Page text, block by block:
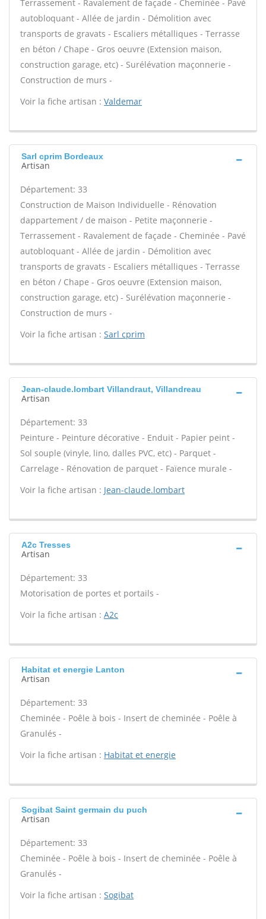
Terrassement - Ravalement de façade - Cheminée - Pavé
autobloquant - Allée de jardin - Démolition avec
transports de gravats - Escaliers métalliques - Terrasse
en béton / Chape - Gros oeuvre (Extension maison,
construction garage, etc) - Surélévation maçonnerie -
Construction de murs -
Voir la fiche artisan : Valdemar
Sarl cprim Bordeaux
Artisan
Département: 33
Construction de Maison Individuelle - Rénovation
dappartement / de maison - Petite maçonnerie -
Terrassement - Ravalement de façade - Cheminée - Pavé
autobloquant - Allée de jardin - Démolition avec
transports de gravats - Escaliers métalliques - Terrasse
en béton / Chape - Gros oeuvre (Extension maison,
construction garage, etc) - Surélévation maçonnerie -
Construction de murs -
Voir la fiche artisan : Sarl cprim
Jean-claude.lombart Villandraut, Villandreau
Artisan
Département: 33
Peinture - Peinture décorative - Enduit - Papier peint -
Sol souple (vinyle, lino, dalles PVC, etc) - Parquet -
Carrelage - Rénovation de parquet - Faïence murale -
Voir la fiche artisan : Jean-claude.lombart
A2c Tresses
Artisan
Département: 33
Motorisation de portes et portails -
Voir la fiche artisan : A2c
Habitat et energie Lanton
Artisan
Département: 33
Cheminée - Poêle à bois - Insert de cheminée - Poêle à
Granulés -
Voir la fiche artisan : Habitat et energie
Sogibat Saint germain du puch
Artisan
Département: 33
Cheminée - Poêle à bois - Insert de cheminée - Poêle à
Granulés -
Voir la fiche artisan : Sogibat